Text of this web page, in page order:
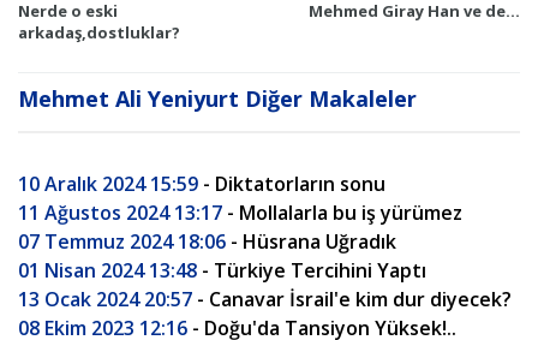
Nerde o eski
arkadaş,dostluklar?
Mehmed Giray Han ve de...
Mehmet Ali Yeniyurt Diğer Makaleler
10 Aralık 2024 15:59 - Diktatorların sonu
11 Ağustos 2024 13:17 - Mollalarla bu iş yürümez
07 Temmuz 2024 18:06 - Hüsrana Uğradık
01 Nisan 2024 13:48 - Türkiye Tercihini Yaptı
13 Ocak 2024 20:57 - Canavar İsrail'e kim dur diyecek?
08 Ekim 2023 12:16 - Doğu'da Tansiyon Yüksek!..